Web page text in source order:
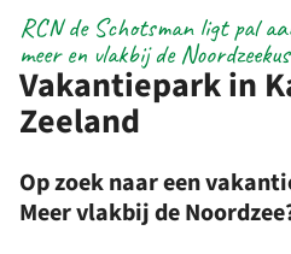
Vakantiepark in
Zeeland
RCN de Schotsman ligt pal
meer en vlakbij de
Op zoek naar een
Meer vlakbij de